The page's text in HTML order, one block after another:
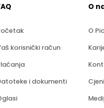
korisnički račun
i dokumenti
O
O